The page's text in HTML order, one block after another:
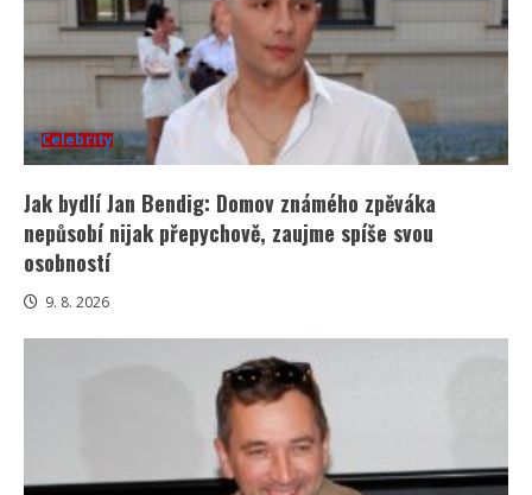
Celebrity
Jak bydlí Jan Bendig: Domov známého zpěváka
nepůsobí nijak přepychově, zaujme spíše svou
osobností
9. 8. 2026